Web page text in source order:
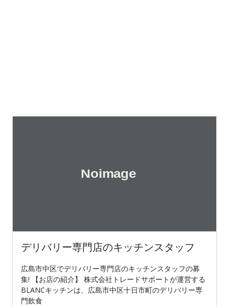
デリバリー専門店のキッチンスタッフ
広島市中区でデリバリー専門店のキッチンスタッフの募
集! 【お店の紹介】 株式会社トレードサポートが運営する
BLANCキッチンは、広島市中区十日市町のデリバリー専
門飲食